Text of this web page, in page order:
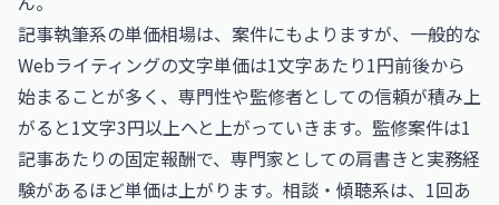
記事執筆系の単価相場は、案件にもよりますが、一般的な
Webライティングの文字単価は1文字あたり1円前後から
始まることが多く、専門性や監修者としての信頼が積み上
がると1文字3円以上へと上がっていきます。監修案件は1
記事あたりの固定報酬で、専門家としての肩書きと実務経
験があるほど単価は上がります。相談・傾聴系は、1回あ